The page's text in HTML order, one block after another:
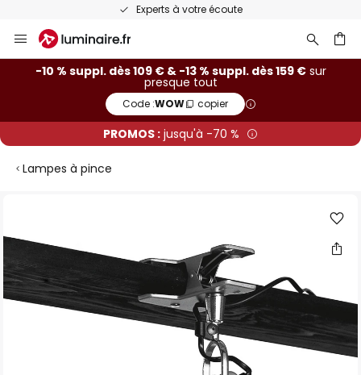
Experts à votre écoute
Allez
au
contenu
-10 % suppl. dès 109 € & -13 % suppl. dès 159 €sur
presque tout
Code :WOW copier
PROMOS : jusqu'à -70 %
Lampes à pince
the
end
of
the